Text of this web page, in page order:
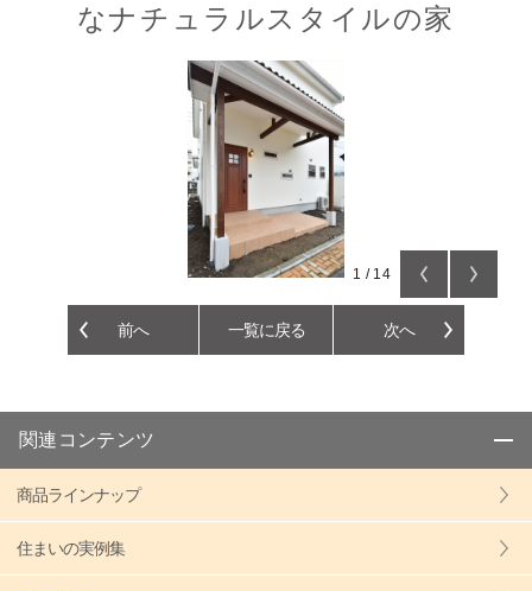
なナチュラルスタイルの家
1 / 14
前へ 一覧に戻る 次へ
関連コンテンツ
商品ラインナップ
住まいの実例集